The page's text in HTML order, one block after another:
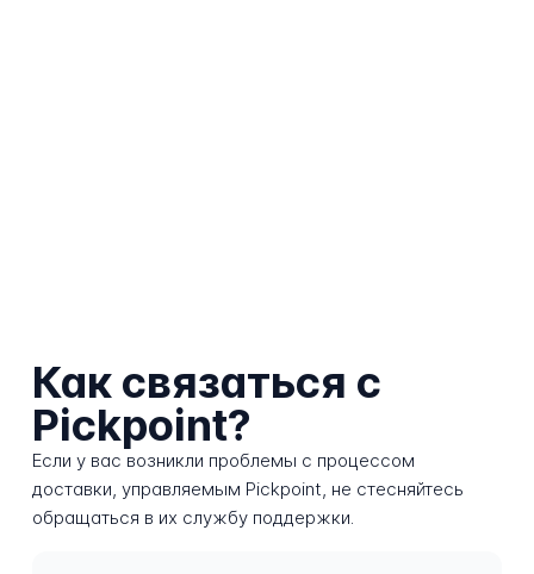
Как связаться с
Pickpoint?
Если у вас возникли проблемы с процессом
доставки, управляемым Pickpoint, не стесняйтесь
обращаться в их службу поддержки.